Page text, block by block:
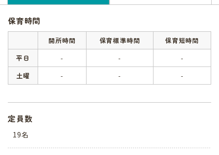
保育時間
開所時間 保育標準時間
保育短時間
平日
- -
-
土曜
- - -
定員数
19名